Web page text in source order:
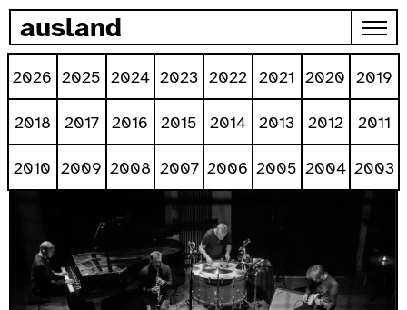
zum inhalt springen
ausland
2026 2025 2024 2023 2022 2021 2020 2019
2018 2017 2016 2015 2014 2013 2012 2011
2010 2009 2008 2007 2006 2005 2004 2003